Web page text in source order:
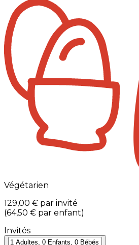
Végétarien
129,00 € par invité
(64,50 € par enfant)
Invités